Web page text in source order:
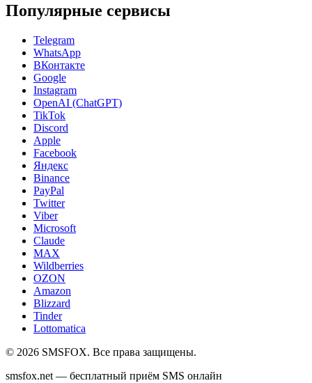
Популярные сервисы
Telegram
WhatsApp
ВКонтакте
Google
Instagram
OpenAI (ChatGPT)
TikTok
Discord
Apple
Facebook
Яндекс
Binance
PayPal
Twitter
Viber
Microsoft
Claude
MAX
Wildberries
OZON
Amazon
Blizzard
Tinder
Lottomatica
© 2026 SMSFOX. Все права защищены.
smsfox.net — бесплатный приём SMS онлайн